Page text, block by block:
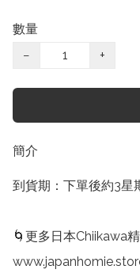
數量
−
+
簡介
到貨期：下單後約3星
🌀更多日本Chiikawa精